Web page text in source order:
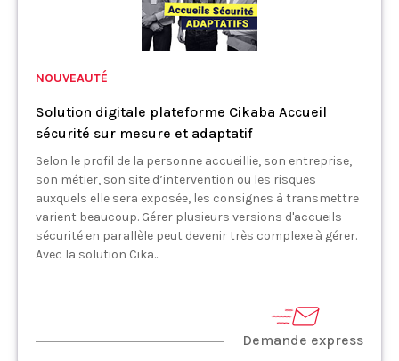
NOUVEAUTÉ
Solution digitale plateforme Cikaba Accueil
sécurité sur mesure et adaptatif
Selon le profil de la personne accueillie, son entreprise,
son métier, son site d’intervention ou les risques
auxquels elle sera exposée, les consignes à transmettre
varient beaucoup. Gérer plusieurs versions d'accueils
sécurité en parallèle peut devenir très complexe à gérer.
Avec la solution Cika...
Demande express